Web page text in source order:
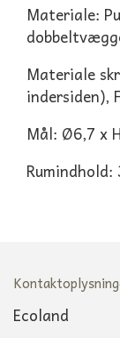
Materiale:
Materiale
indersiden),
Mål: Ø6,7 x
Rumindhold:
Ecoland